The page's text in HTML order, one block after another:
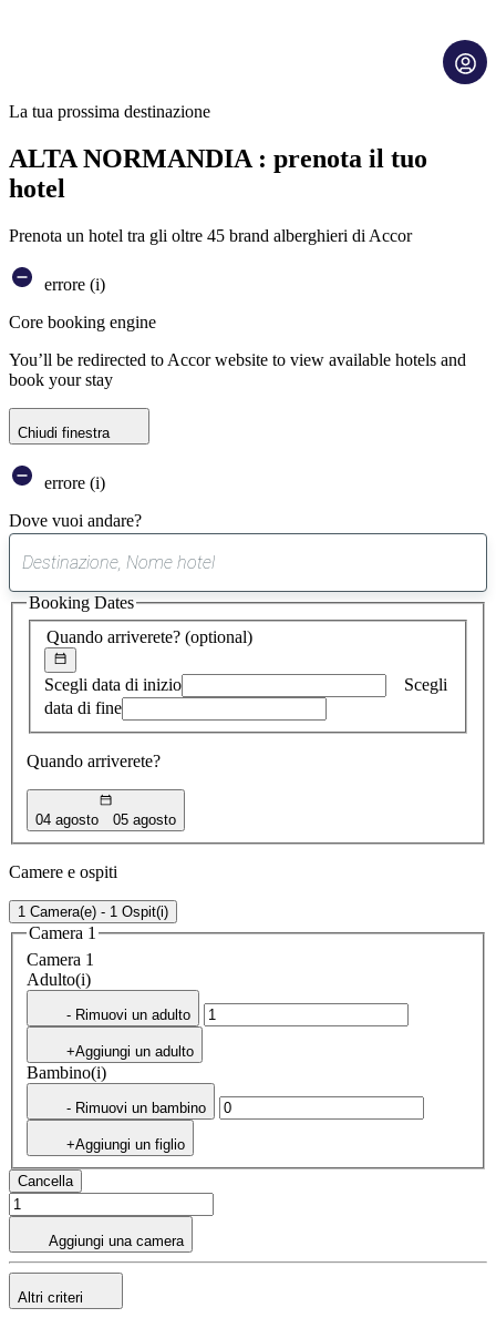
La tua prossima destinazione
ALTA NORMANDIA : prenota il tuo
hotel
Prenota un hotel tra gli oltre 45 brand alberghieri di Accor
errore (i)
Core booking engine
You’ll be redirected to Accor website to view available hotels and
book your stay
Chiudi finestra
errore (i)
Dove vuoi andare?
suggerimento
trovato
Quando arriverete? (optional)
Scegli data di inizio
Scegli
data di fine
Quando arriverete?
04 agosto 05 agosto
Booking Dates
Camere e ospiti
1 Camera(e) - 1 Ospit(i)
Camera 1
Camera 1
Adulto(i)
- Rimuovi un adulto
+Aggiungi un adulto
Bambino(i)
- Rimuovi un bambino
+Aggiungi un figlio
Cancella
Aggiungi una camera
Altri criteri